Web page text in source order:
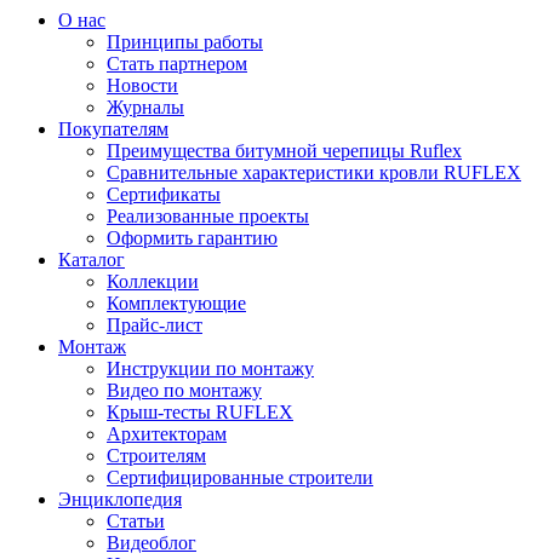
О нас
Принципы работы
Стать партнером
Новости
Журналы
Покупателям
Преимущества битумной черепицы Ruflex
Сравнительные характеристики кровли RUFLEX
Сертификаты
Реализованные проекты
Оформить гарантию
Каталог
Коллекции
Комплектующие
Прайс-лист
Монтаж
Инструкции по монтажу
Видео по монтажу
Крыш-тесты RUFLEX
Архитекторам
Строителям
Сертифицированные строители
Энциклопедия
Статьи
Видеоблог